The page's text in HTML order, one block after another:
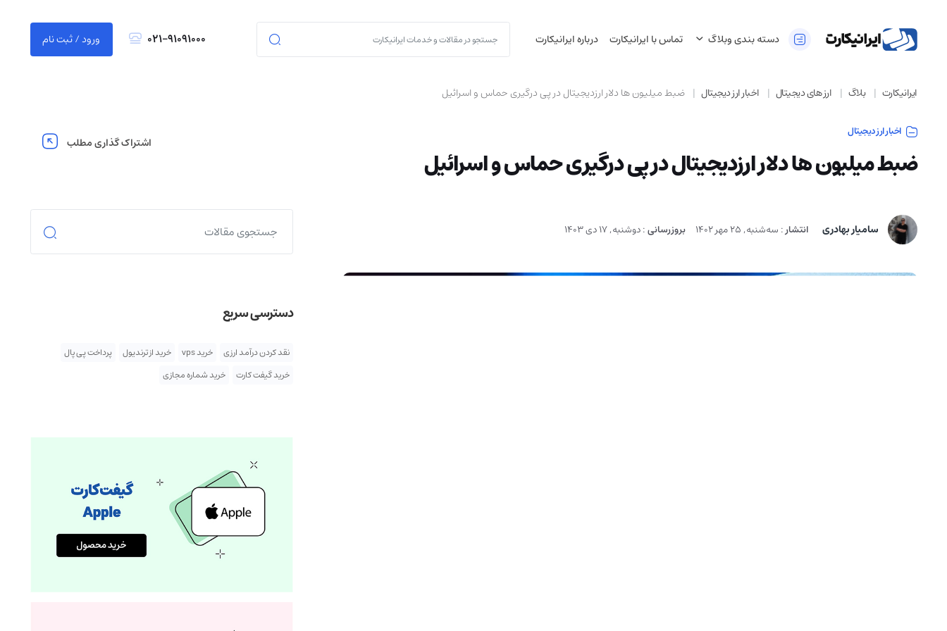
دسته بندی وبلاگ تماس با ایرانیکارت درباره ایرانیکارت 021-91091000 ورود / ثبت نام
ایرانیکارت بلاگ ارز های دیجیتال اخبار ارز دیجیتال ضبط میلیون ها دلار ارزدیجیتال در پی درگیری حماس و اسرائیل
اخبار ارز دیجیتال
ضبط میلیون ها دلار ارزدیجیتال در پی درگیری حماس و اسرائیل
سامیار بهادری انتشار: سه‌شنبه, 25 مهر 1402 بروزرسانی:دوشنبه, 17 دی 1403
اشتراک گذاری مطلب
دسترسی سریع
نقد کردن درآمد ارزی خرید vps خرید از ترندیول
پرداخت پی پال
خرید گیفت کارت
خرید شماره مجازی